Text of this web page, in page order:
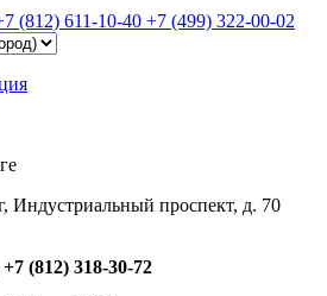
(812) 611-10-40 +7 (499) 322-00-02
Индустриальный проспект, д. 70
(812) 318-30-72